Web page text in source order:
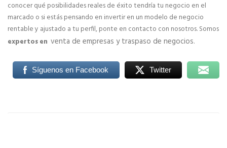
Expansión internacional de franquicias
CONSULTORES DE FRANQUICIAS
Estudios e Informes
conocer qué posibilidades reales de éxito tendría tu negocio en el
marcado o si estás pensando en invertir en un modelo de negocio
rentable y ajustado a tu perfil, ponte en contacto con nosotros. Somos
expertos en venta de empresas y traspaso de negocios.
Síguenos en Facebook Twitter